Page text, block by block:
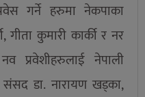
गर्ने हरुमा नेकपाका
गीता कुमारी कार्की र नर
प्रवेशीहरुलाई नेपाली
संसद डा. नारायण खड्का,